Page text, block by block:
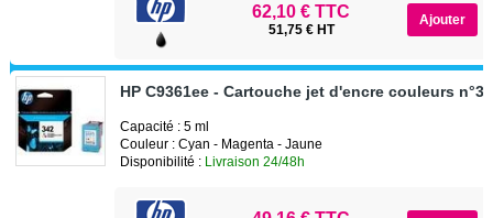
62,10 € TTC
51,75 € HT
HP C9361ee - Cartouche jet d'encre couleurs
Capacité : 5 ml
Couleur : Cyan - Magenta - Jaune
Disponibilité : Livraison 24/48h